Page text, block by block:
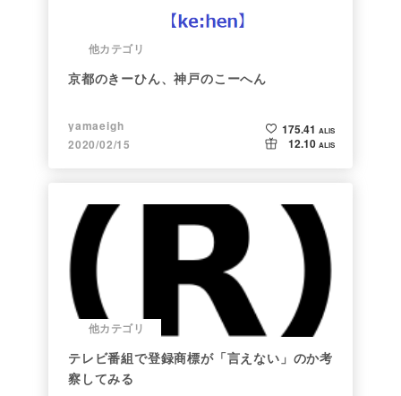
他カテゴリ
京都のきーひん、神戸のこーへん
yamaeigh
2020/02/15
175.41 ALIS
12.10 ALIS
他カテゴリ
テレビ番組で登録商標が「言えない」のか考
察してみる